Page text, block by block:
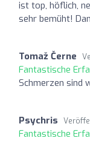
ist top, höflich,
sehr bemüht!
Tomaž Černe
Fantastische
Schmerzen sind
Psychris
Fantastische